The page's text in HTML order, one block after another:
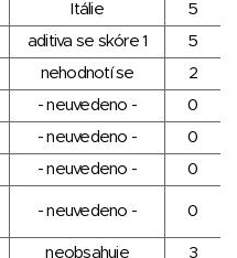
Itálie
5
aditiva se skóre 1
5
nehodnotí se
2
- neuvedeno -
0
- neuvedeno -
0
- neuvedeno -
0
- neuvedeno - 0
neobsahuje
3